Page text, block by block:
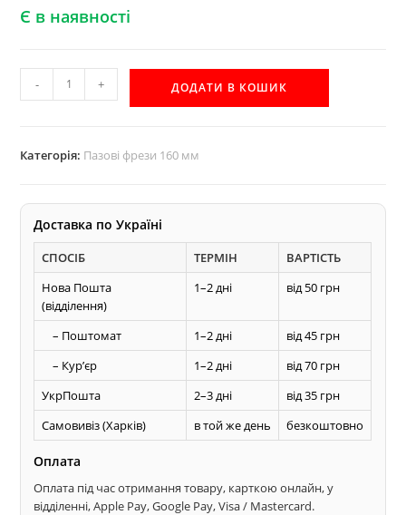
Є в наявності
пазова
кількість
- + ДОДАТИ В КОШИК
Категорія: Пазові фрези 160 мм
Доставка по Україні
СПОСІБ ТЕРМІН
ВАРТІСТЬ
Нова Пошта
(відділення)
1–2 дні від 50 грн
– Поштомат 1–2 дні
від 45 грн
– Курʼєр
1–2 дні
від 70 грн
УкрПошта
2–3 дні
від 35 грн
Самовивіз (Харків)
в той же день безкоштовно
Оплата
Оплата під час отримання товару, карткою онлайн, у
відділенні, Apple Pay, Google Pay, Visa / Mastercard.